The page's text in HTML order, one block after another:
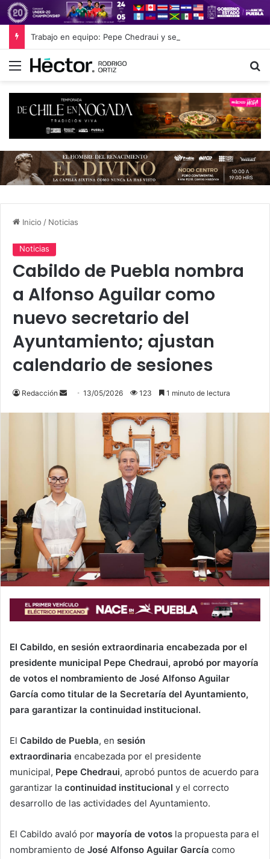
Menú
Inicio / Noticias
Noticias
Cabildo de Puebla nombra
a Alfonso Aguilar como
nuevo secretario del
Ayuntamiento; ajustan
calendario de sesiones
Redacción
Send13/05/2026 123 1 minuto de lectura
El Cabildo, en sesión extraordinaria encabezada por el
presidente municipal Pepe Chedraui, aprobó por mayoría
de votos el nombramiento de José Alfonso Aguilar
García como titular de la Secretaría del Ayuntamiento,
para garantizar la continuidad institucional.
El Cabildo de Puebla, en sesión
extraordinaria encabezada por el presidente
municipal, Pepe Chedraui, aprobó puntos de acuerdo para
garantizar la continuidad institucional y el correcto
desarrollo de las actividades del Ayuntamiento.
El Cabildo avaló por mayoría de votos la propuesta para el
nombramiento de José Alfonso Aguilar García como